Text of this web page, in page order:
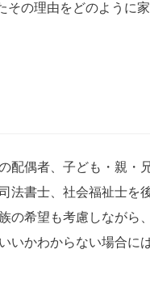
その理由をどのように
配偶者、子ども・親・
法書士、社会福祉士を
の希望も考慮しながら
いかわからない場合に